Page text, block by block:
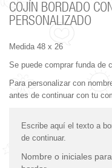
COJÍN BORDADO
PERSONALIZADO
Medida 48 x 26
Se puede comprar funda de
Para personalizar con
antes de continuar con tu
Escribe aquí el texto a
de continuar.
Nombre o iniciales para